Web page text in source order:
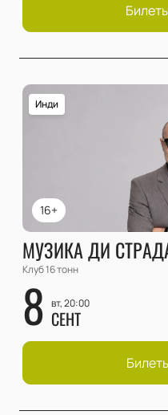
16+
Инди
МУЗИКА ДИ СТРАДА
Клуб 16 тонн
8 вт, 20:00
СЕНТ